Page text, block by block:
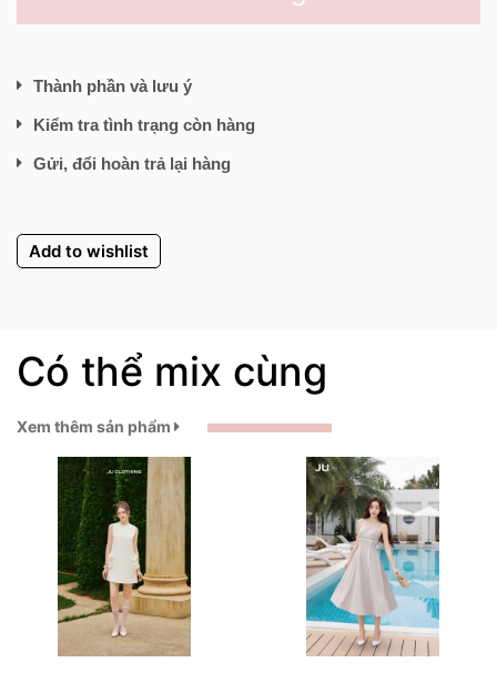
Thành phần và lưu ý
Kiểm tra tình trạng còn hàng
Gửi, đổi hoàn trả lại hàng
Add to wishlist
Có thể mix cùng
Xem thêm sản phẩm